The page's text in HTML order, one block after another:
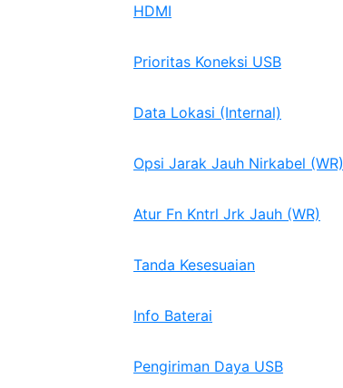
HDMI
Prioritas Koneksi USB
Data Lokasi (Internal)
Opsi Jarak Jauh Nirkabel (WR)
Atur Fn Kntrl Jrk Jauh (WR)
Tanda Kesesuaian
Info Baterai
Pengiriman Daya USB